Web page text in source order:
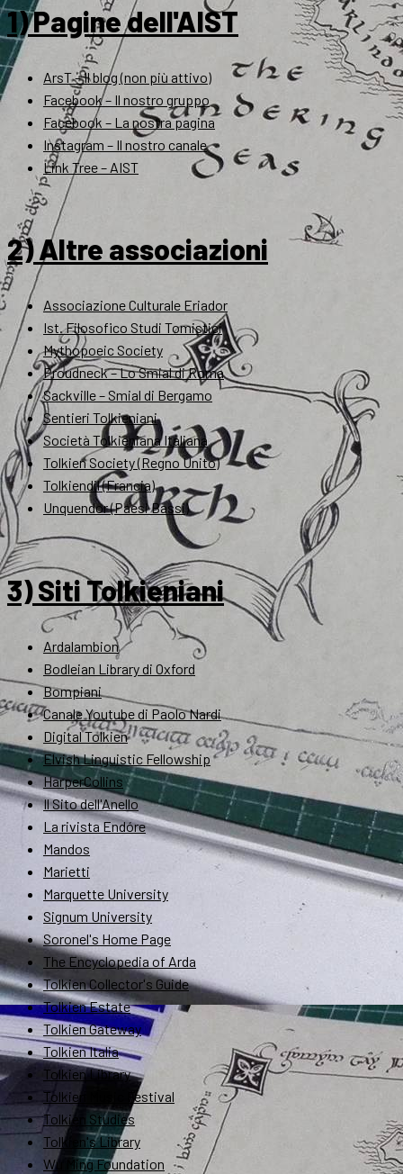
1) Pagine dell'AIST
ArsT – Il blog (non più attivo)
Facebook – Il nostro gruppo
Facebook – La nostra pagina
Instagram – Il nostro canale
Link Tree – AIST
2) Altre associazioni
Associazione Culturale Eriador
Ist. Filosofico Studi Tomistici
Mythopoeic Society
Proudneck – Lo Smial di Roma
Sackville – Smial di Bergamo
Sentieri Tolkieniani
Società Tolkieniana Italiana
Tolkien Society (Regno Unito)
Tolkiendil (Francia)
Unquendor (Paesi Bassi)
3) Siti Tolkieniani
Ardalambion
Bodleian Library di Oxford
Bompiani
Canale Youtube di Paolo Nardi
Digital Tolkien
Elvish Linguistic Fellowship
HarperCollins
Il Sito dell'Anello
La rivista Endóre
Mandos
Marietti
Marquette University
Signum University
Soronel's Home Page
The Encyclopedia of Arda
Tolkien Collector's Guide
Tolkien Estate
Tolkien Gateway
Tolkien Italia
Tolkien Library
Tolkien Music Festival
Tolkien Studies
Tolkien's Library
Wu Ming Foundation